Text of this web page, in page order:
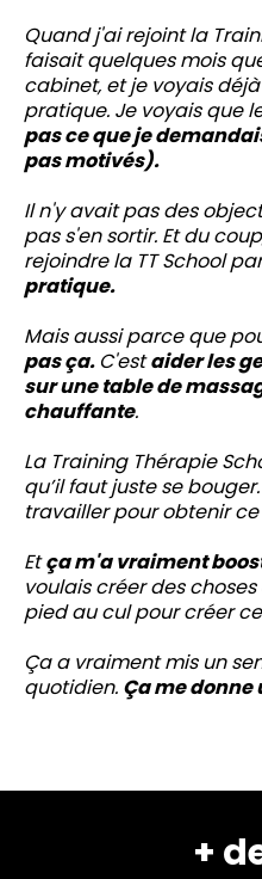
Quand j'ai rejoint la
faisait quelques mois
cabinet, et je voyais
pratique. Je voyais que
pas ce que je
pas motivés).
Il n'y avait pas des
pas s'en sortir. Et du
rejoindre la TT School
pratique.
Mais aussi parce que
pas ça. C'estaider les
sur une table de
chauffante.
La Training Thérapie
qu’il faut juste se
travailler pour obtenir
Etça m'a vraiment
voulais créer des
pied au cul pour créer
Ça a vraiment mis un
quotidien. Ça me donne
+